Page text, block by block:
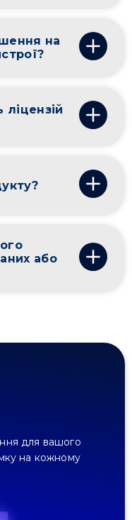
на
ліцензій
або
для вашого
на кожному